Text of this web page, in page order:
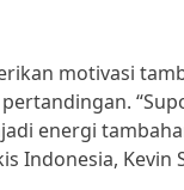
motivasi
energi
Indonesia, Kevin